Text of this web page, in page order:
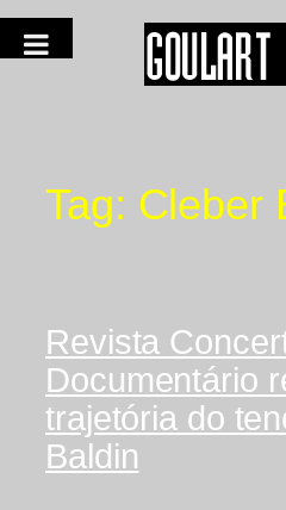
Tag: Cleber
Revista
Documentário
trajetória do
Baldin